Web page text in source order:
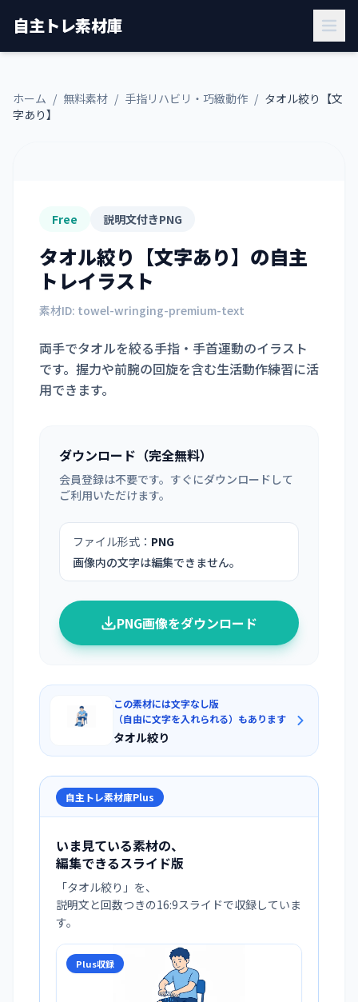
自主トレ素材庫
ホーム / 無料素材 / 手指リハビリ・巧緻動作 / タオル絞り【文
字あり】
Free 説明文付きPNG
タオル絞り【文字あり】 の自主
トレイラスト
素材ID: towel-wringing-premium-text
両手でタオルを絞る手指・手首運動のイラスト
です。握力や前腕の回旋を含む生活動作練習に活
用できます。
ダウンロード（完全無料）
会員登録は不要です。すぐにダウンロードして
ご利用いただけます。
ファイル形式： PNG
画像内の文字は編集できません。
PNG画像をダウンロード
この素材には文字なし版
（自由に文字を入れられる）もあります
タオル絞り
自主トレ素材庫Plus
いま見ている素材の、
編集できるスライド版
「タオル絞り 」を、
説明文と回数つきの16:9スライドで収録していま
す。
Plus収録